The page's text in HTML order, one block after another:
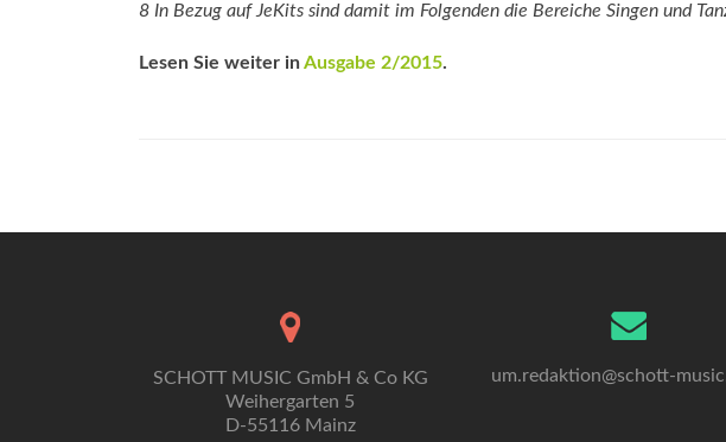
8 In Bezug auf JeKits sind damit im Folgenden die Bereiche Singen und
Lesen Sie weiter inAusgabe 2/2015.
SCHOTT MUSIC GmbH & Co KG
Weihergarten 5
D-55116 Mainz
um.redaktion@schott-